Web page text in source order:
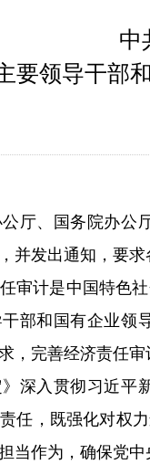
中
要领导干部
、国务院办公厅
并发出通知，要
计是中国特色社
部和国有企业领
，完善经济责任
入贯彻习近平新
任，既强化对权
当作为，确保党